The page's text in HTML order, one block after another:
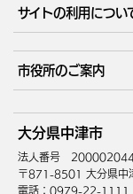
成人・仕事
住まい・引越
健康・医療
高齢・介護
サイトの利用につい
サイトマップ
市役所のご案内
庁舎地図
中津市へのアクセス
大分県中津市
法人番号
〒871-8501 大分県中
電話：0979-22-1111